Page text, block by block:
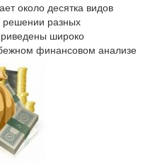
около десятка видов
решении разных
широко
финансовом анализе